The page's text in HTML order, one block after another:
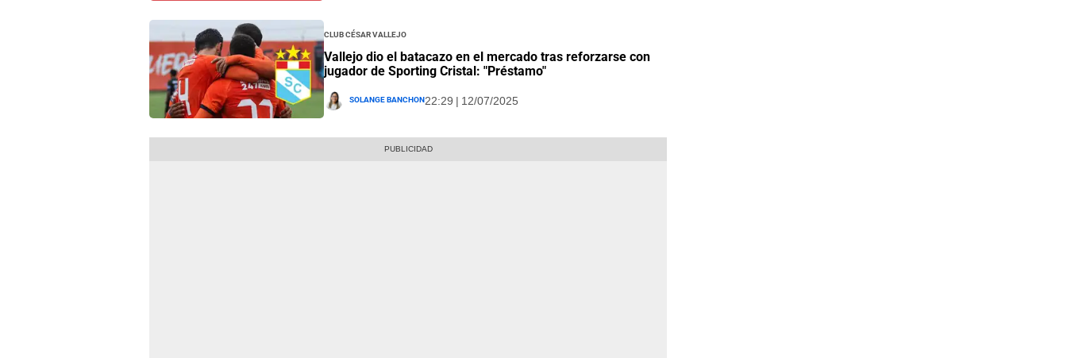
Club César Vallejo
Vallejo dio el batacazo en el mercado tras reforzarse con
jugador de Sporting Cristal: "Préstamo"
Solange Banchon22:29 | 12/07/2025